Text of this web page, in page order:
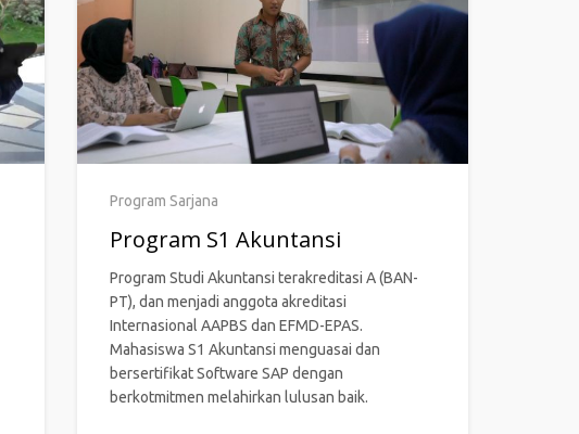
Program Sarjana
Program S1 Akuntansi
Program Studi Akuntansi terakreditasi A (BAN-
PT), dan menjadi anggota akreditasi
Internasional AAPBS dan EFMD-EPAS.
Mahasiswa S1 Akuntansi menguasai dan
bersertifikat Software SAP dengan
berkotmitmen melahirkan lulusan baik.